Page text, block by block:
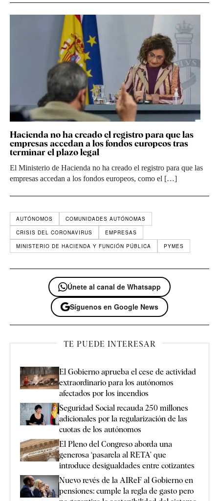
Hacienda no ha creado el registro para que las
empresas accedan a los fondos europeos tras
terminar el plazo legal
El Ministerio de Hacienda no ha creado el registro para que las
empresas accedan a los fondos europeos, como el […]
AUTÓNOMOS
COMUNIDADES AUTÓNOMAS
CRISIS DEL CORONAVIRUS
EMPRESAS
MINISTERIO DE HACIENDA Y FUNCIÓN PÚBLICA
PYMES
Únete al canal de Whatsapp
Síguenos en Google News
TE PUEDE INTERESAR
El Gobierno aprueba el cese de actividad
extraordinario para los autónomos
afectados por los incendios
Seguridad Social recauda 250 millones
adicionales por la regularización de las
cuotas de los autónomos
El Pleno del Congreso aborda una
generosa ‘pasarela al RETA’ que
introduce desigualdades entre cotizantes
Nuevo revés de la AIReF al Gobierno en
pensiones: cumple la regla de gasto pero